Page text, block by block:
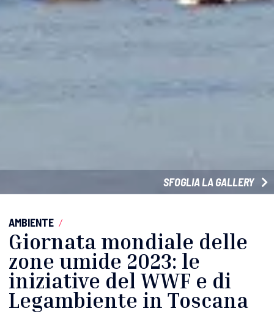
SFOGLIA LA GALLERY
AMBIENTE /
Giornata mondiale delle
zone umide 2023: le
iniziative del WWF e di
Legambiente in Toscana